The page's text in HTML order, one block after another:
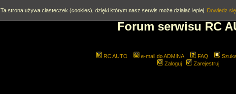
Forum serwisu RC
RC AUTO e-mail do ADMINA FAQ
Zaloguj
Zarejestruj
Ta strona używa ciasteczek (cookies), dzięki którym nasz serwis może działać lepiej. Dowiedz